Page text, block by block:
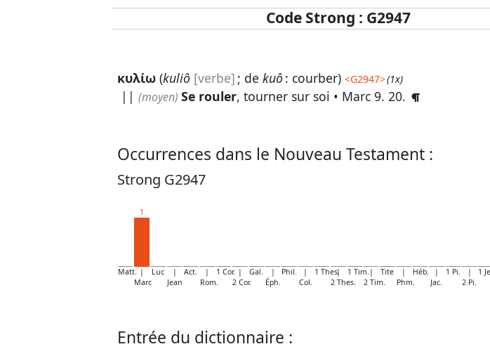
Code Strong : G2947
κυλίω (kuliô [verbe] ; de kuô : courber) <G2947>(1x)
|| (moyen) Se rouler, tourner sur soi • Marc 9. 20.
Occurrences dans le Nouveau Testament :
Strong G2947
Matt.
1
|
Marc
Luc
|
Jean
Act.
|
Rom.
1 Cor. |
2 Cor.
Gal.
|
Éph.
Phil.
|
Col.
1 Thes.
|
2 Thes.
1 Tim. |
2 Tim.
Tite
|
Phm.
Héb.
|
Jac.
1 Pi.
|
2 Pi.
1
Entrée du dictionnaire :